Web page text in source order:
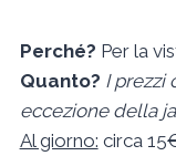
Perché? Per la
Quanto? I prezzi
eccezione della
Al giorno: circa